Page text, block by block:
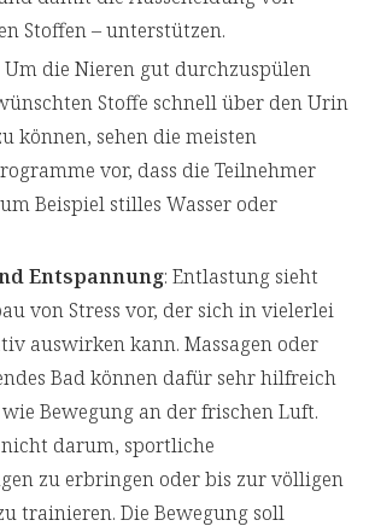
Stoffen – unterstützen.
Um die Nieren gut durchzuspülen
Stoffe schnell über den Urin
können, sehen die meisten
vor, dass die Teilnehmer
Beispiel stilles Wasser oder
Entspannung: Entlastung sieht
von Stress vor, der sich in vielerlei
auswirken kann. Massagen oder
Bad können dafür sehr hilfreich
Bewegung an der frischen Luft.
nicht darum, sportliche
zu erbringen oder bis zur völligen
trainieren. Die Bewegung soll